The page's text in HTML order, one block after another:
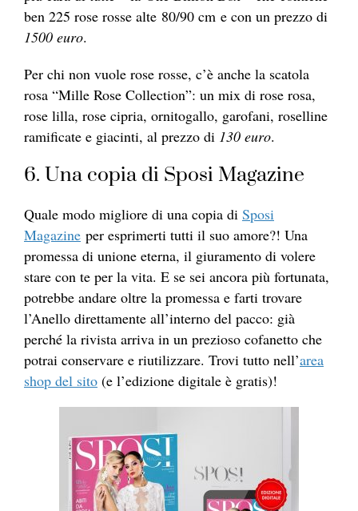
ben 225 rose rosse alte 80/90 cm e con un prezzo di
1500 euro.
Per chi non vuole rose rosse, c’è anche la scatola
rosa “Mille Rose Collection”: un mix di rose rosa,
rose lilla, rose cipria, ornitogallo, garofani, roselline
ramificate e giacinti, al prezzo di 130 euro.
6. Una copia di Sposi Magazine
Quale modo migliore di una copia di Sposi
Magazine per esprimerti tutti il suo amore?! Una
promessa di unione eterna, il giuramento di volere
stare con te per la vita. E se sei ancora più fortunata,
potrebbe andare oltre la promessa e farti trovare
l’Anello direttamente all’interno del pacco: già
perché la rivista arriva in un prezioso cofanetto che
potrai conservare e riutilizzare. Trovi tutto nell’area
shop del sito (e l’edizione digitale è gratis)!